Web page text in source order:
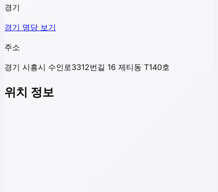
경기
경기 명당 보기
주소
경기 시흥시 수인로3312번길 16 제티동 T140호
위치 정보